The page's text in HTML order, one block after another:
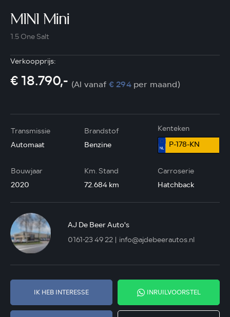
MINI Mini
1.5 One Salt
Verkoopprijs:
€ 18.790,- (Al vanaf € 294 per maand)
Transmissie
Automaat
Brandstof
Benzine
Kenteken
P-178-KN
Bouwjaar
2020
Km. Stand
72.684 km
Carroserie
Hatchback
AJ De Beer Auto's
0161-23 49 22
info@ajdebeerautos.nl
IK HEB INTERESSE INRUILVOORSTEL